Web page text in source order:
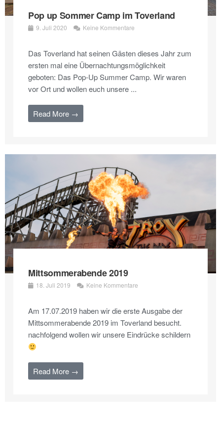
Pop up Sommer Camp im Toverland
9. Juli 2020 Keine Kommentare
Das Toverland hat seinen Gästen dieses Jahr zum
ersten mal eine Übernachtungsmöglichkeit
geboten: Das Pop-Up Summer Camp. Wir waren
vor Ort und wollen euch unsere ...
Read More →
Mittsommerabende 2019
18. Juli 2019 Keine Kommentare
Am 17.07.2019 haben wir die erste Ausgabe der
Mittsommerabende 2019 im Toverland besucht.
nachfolgend wollen wir unsere Eindrücke schildern
Read More →